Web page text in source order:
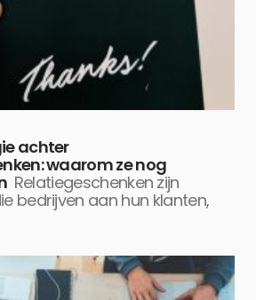
achter
waarom ze nog
Relatiegeschenken zijn
bedrijven aan hun klanten,